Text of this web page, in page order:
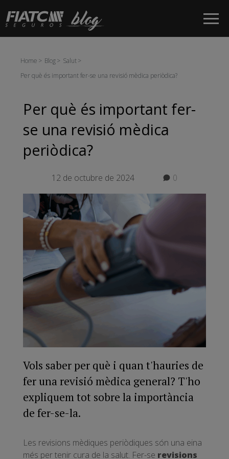
Salta al contingut principal
Home Blog
Salut
Per què és important fer-se una revisió mèdica periòdica?
Per què és important fer-
se una revisió mèdica
periòdica?
12 de octubre de 2024 0
Vols saber per què i quan t'hauries de
fer una revisió mèdica general? T'ho
expliquem tot sobre la importància
de fer-se-la.
Les revisions mèdiques periòdiques són una eina
més per tenir cura de la salut. Fer-se revisions